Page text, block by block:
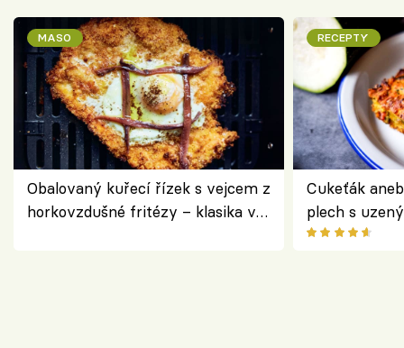
MASO
Obalovaný kuřecí řízek s vejcem z
horkovzdušné fritézy – klasika v
RECEPTY
Cukeťák
plech s
způsob, jak